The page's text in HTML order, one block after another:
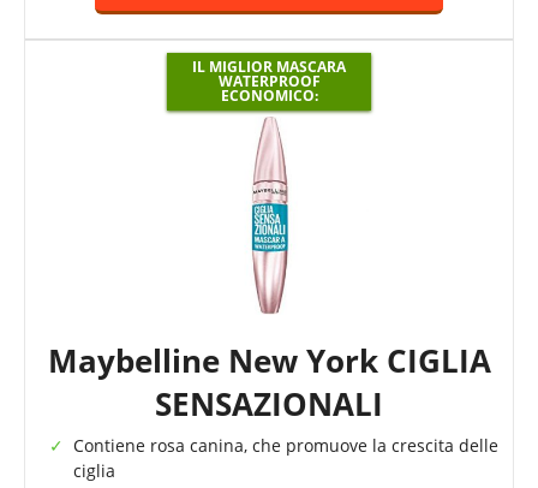
IL MIGLIOR MASCARA
WATERPROOF
ECONOMICO:
Maybelline New York CIGLIA
SENSAZIONALI
Contiene rosa canina, che promuove la crescita delle
ciglia